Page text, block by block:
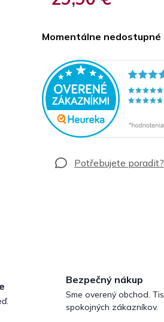
Momentálne nedostupné
Bezpečný nákup
Sme overený obchod.
spokojných zákazníkov.